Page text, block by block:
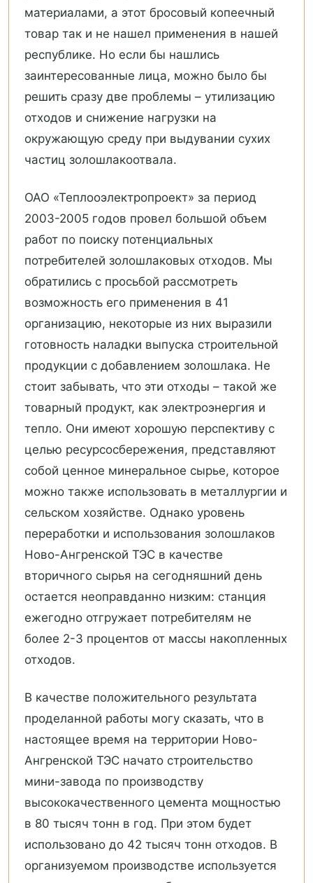
материалами, а этот бросовый копеечный
товар так и не нашел применения в нашей
республике. Но если бы нашлись
заинтересованные лица, можно было бы
решить сразу две проблемы – утилизацию
отходов и снижение нагрузки на
окружающую среду при выдувании сухих
частиц золошлакоотвала.
ОАО «Теплооэлектропроект» за период
2003-2005 годов провел большой объем
работ по поиску потенциальных
потребителей золошлаковых отходов. Мы
обратились с просьбой рассмотреть
возможность его применения в 41
организацию, некоторые из них выразили
готовность наладки выпуска строительной
продукции с добавлением золошлака. Не
стоит забывать, что эти отходы – такой же
товарный продукт, как электроэнергия и
тепло. Они имеют хорошую перспективу с
целью ресурсосбережения, представляют
собой ценное минеральное сырье, которое
можно также использовать в металлургии и
сельском хозяйстве. Однако уровень
переработки и использования золошлаков
Ново-Ангренской ТЭС в качестве
вторичного сырья на сегодняшний день
остается неоправданно низким: станция
ежегодно отгружает потребителям не
более 2-3 процентов от массы накопленных
отходов.
В качестве положительного результата
проделанной работы могу сказать, что в
настоящее время на территории Ново-
Ангренской ТЭС начато строительство
мини-завода по производству
высококачественного цемента мощностью
в 80 тысяч тонн в год. При этом будет
использовано до 42 тысяч тонн отходов. В
организуемом производстве используется